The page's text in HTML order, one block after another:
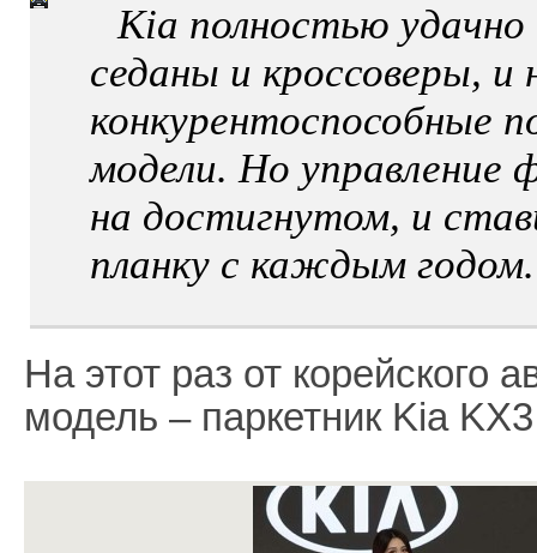
Kia полностью
седаны и кроссоверы,
конкурентоспособные
модели. Но управление
на достигнутом, и
планку с каждым годом.
На этот раз от корейского
модель – паркетник Kia